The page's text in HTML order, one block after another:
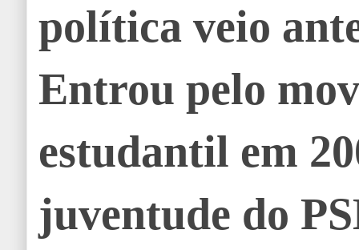
política veio
Entrou pelo
estudantil em
juventude do